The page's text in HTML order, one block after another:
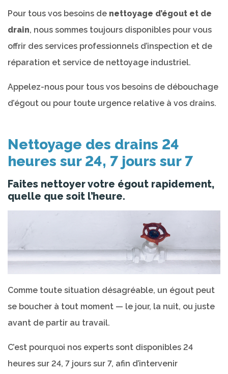
Pour tous vos besoins de nettoyage d’égout et de
drain, nous sommes toujours disponibles pour vous
offrir des services professionnels d’inspection et de
réparation et service de nettoyage industriel.
Appelez-nous pour tous vos besoins de débouchage
d’égout ou pour toute urgence relative à vos drains.
Nettoyage des drains 24
heures sur 24, 7 jours sur 7
Faites nettoyer votre égout rapidement,
quelle que soit l’heure.
Comme toute situation désagréable, un égout peut
se boucher à tout moment — le jour, la nuit, ou juste
avant de partir au travail.
C’est pourquoi nos experts sont disponibles 24
heures sur 24, 7 jours sur 7, afin d’intervenir